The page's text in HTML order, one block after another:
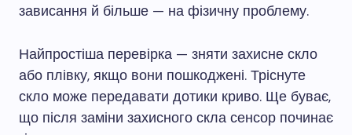
зависання й більше — на фізичну проблему.
Найпростіша перевірка — зняти захисне скло
або плівку, якщо вони пошкоджені. Тріснуте
скло може передавати дотики криво. Ще буває,
що після заміни захисного скла сенсор починає